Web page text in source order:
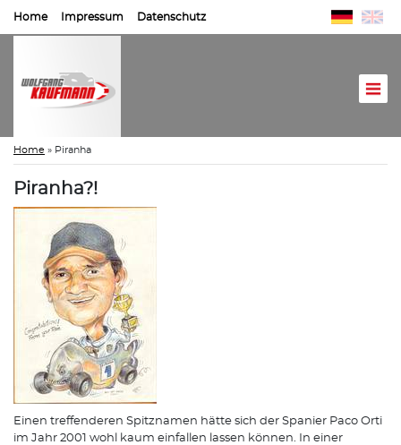
Home Impressum Datenschutz
Home » Piranha
Piranha?!
Einen treffenderen Spitznamen hätte sich der Spanier Paco Orti
im Jahr 2001 wohl kaum einfallen lassen können. In einer